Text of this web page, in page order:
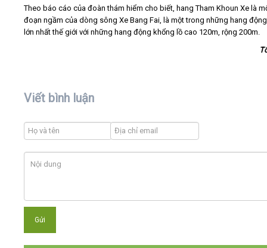
Theo báo cáo của đoàn thám hiểm cho biết, hang Tham Khoun Xe là
đoạn ngầm của dòng sông Xe Bang Fai, là một trong những hang
lớn nhất thế giới với những hang động khổng lồ cao 120m, rộng 200m.
Viết bình luận